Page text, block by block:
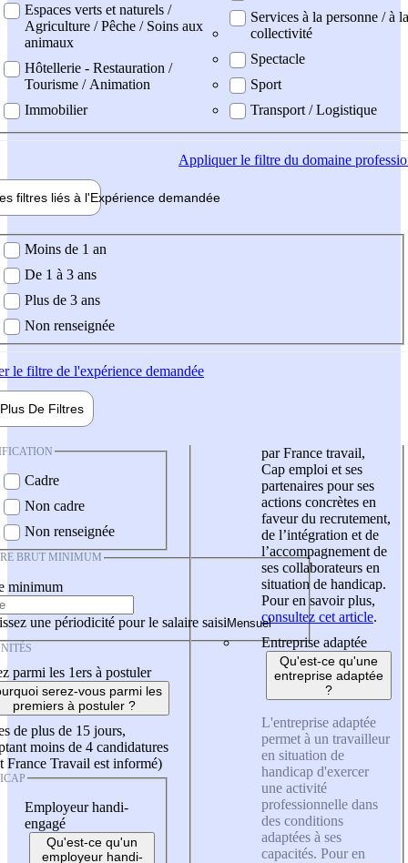
Espaces verts et naturels /
Agriculture / Pêche / Soins aux
animaux
Hôtellerie - Restauration /
Tourisme / Animation
Immobilier
Services à la personne / à la
collectivité
Spectacle
Sport
Transport / Logistique
Appliquerle filtre du domaine
filtres liés à l'Expérience demandée
demandée
Moins de 1 an
De 1 à 3 ans
Plus de 3 ans
Non renseignée
le filtre de l'expérience demandée
Plus De Filtres
Cadre
Non cadre
Non renseignée
BRUT MINIMUM
minimum
une périodicité pour le salaire saisi
parmi les 1ers à postuler
serez-vous parmi les
premiers à postuler ?
de plus de 15 jours,
moins de 4 candidatures
France Travail est informé)
Employeur handi-
engagé
Qu'est-ce qu'un
employeur handi-
par France travail,
Cap emploi et ses
partenaires pour ses
actions concrètes en
faveur du recrutement,
de l’intégration et de
l’accompagnement de
ses collaborateurs en
situation de handicap.
Pour en savoir plus,
consultez cet article.
Entreprise adaptée
Qu'est-ce qu'une
entreprise adaptée
?
L'entreprise adaptée
permet à un travailleur
en situation de
handicap d'exercer
une activité
professionnelle dans
des conditions
adaptées à ses
capacités. Pour en